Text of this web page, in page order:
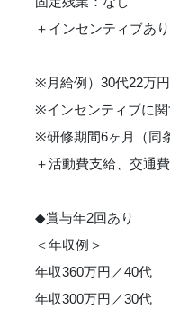
＋インセンティブあり
※月給例）30代22万円
※インセンティブに関
※研修期間6ヶ月（同
＋活動費支給、交通
◆賞与年2回あり
＜年収例＞
年収360万円／40代
年収300万円／30代